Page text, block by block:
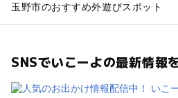
玉野市のおすすめ外遊びスポット
SNSでいこーよの最新情報